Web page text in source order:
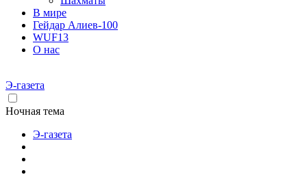
В мире
Гейдар Алиев-100
WUF13
О нас
Э-газета
Ночная тема
Э-газета